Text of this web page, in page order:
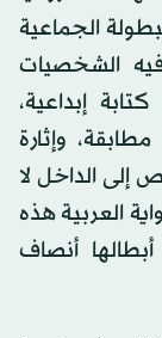
الجماعية
الشخصيات
إبداعية،
وإثارة
إلى الداخل لا
العربية هذه
أنصاف